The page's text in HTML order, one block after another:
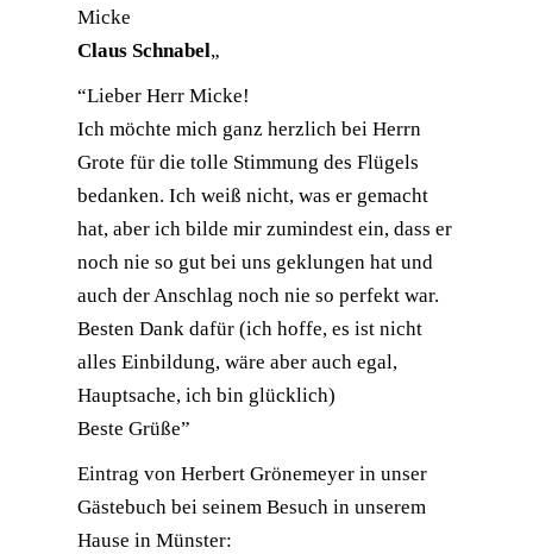
Micke
Claus Schnabel„
“Lieber Herr Micke!
Ich möchte mich ganz herzlich bei Herrn
Grote für die tolle Stimmung des Flügels
bedanken. Ich weiß nicht, was er gemacht
hat, aber ich bilde mir zumindest ein, dass er
noch nie so gut bei uns geklungen hat und
auch der Anschlag noch nie so perfekt war.
Besten Dank dafür (ich hoffe, es ist nicht
alles Einbildung, wäre aber auch egal,
Hauptsache, ich bin glücklich)
Beste Grüße”
Eintrag von Herbert Grönemeyer in unser
Gästebuch bei seinem Besuch in unserem
Hause in Münster: